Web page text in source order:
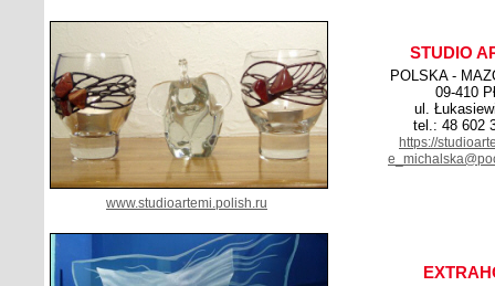
STUDIO
POLSKA -
09-410
ul.
tel.: 48 602
https://
www.studioartemi.polish.ru